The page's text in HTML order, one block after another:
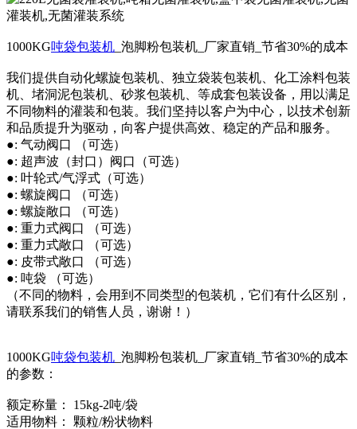
1000KG吨袋包装机 _泡脚粉包装机_厂家直销_节省30%的成本
我们提供自动化螺旋包装机、独立袋装包装机、化工涂料包装
机、堵洞泥包装机、砂浆包装机、等成套包装设备，用以满足
不同物料的灌装和包装。我们坚持以客户为中心，以技术创新
和品质提升为驱动，向客户提供高效、稳定的产品和服务。
●: 气动阀口 （可选）
●: 超声波（封口）阀口（可选）
●: 叶轮式/气浮式（可选）
●: 螺旋阀口 （可选）
●: 螺旋敞口 （可选）
●: 重力式阀口 （可选）
●: 重力式敞口 （可选）
●: 皮带式敞口 （可选）
●: 吨袋 （可选）
（不同的物料，会用到不同类型的包装机，它们有什么区别，
请联系我们的销售人员，谢谢！）
1000KG吨袋包装机 _泡脚粉包装机_厂家直销_节省30%的成本
的参数：
额定称量： 15kg-2吨/袋
适用物料： 颗粒/粉状物料